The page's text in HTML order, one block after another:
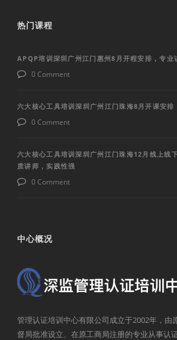
热门课程
APQP培训深圳广州江门惠州8月开程安排，专业
0 Comment
六大核心工具培训深圳广州江门珠海8月开课安排
0 Comment
六大核心工具培训深圳广州江门珠海12月线上线
质讲师，实践性强
0 Comment
中心概况
管理认证培训中心有限公司成立于2002年，由
督局批准设立、在原工商局注册的专业从事认